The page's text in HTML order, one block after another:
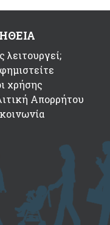
λειτουργεί;
χρήσης
Απορρήτου